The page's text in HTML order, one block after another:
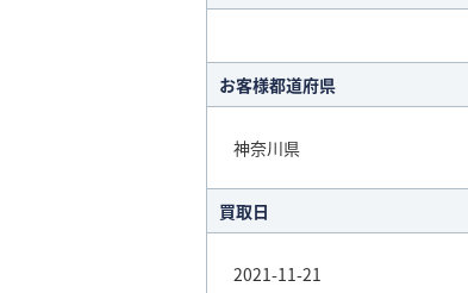
お客様都道府県
神奈川県
買取日
2021-11-21